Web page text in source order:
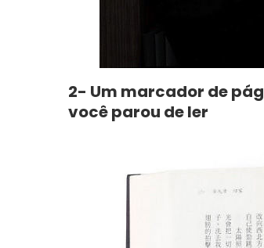
2- Um marcador de
você parou de ler